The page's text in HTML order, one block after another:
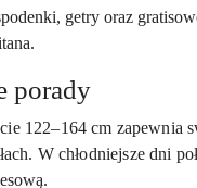
getry oraz
porady
122–164 cm zapewnia
W chłodniejsze dni